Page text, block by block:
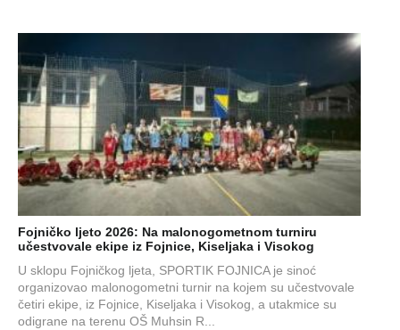
Fojničko ljeto 2026: Na malonogometnom turniru
učestvovale ekipe iz Fojnice, Kiseljaka i Visokog
U sklopu Fojničkog ljeta, SPORTIK FOJNICA je sinoć
organizovao malonogometni turnir na kojem su učestvovale
četiri ekipe, iz Fojnice, Kiseljaka i Visokog, a utakmice su
odigrane na terenu OŠ Muhsin R...